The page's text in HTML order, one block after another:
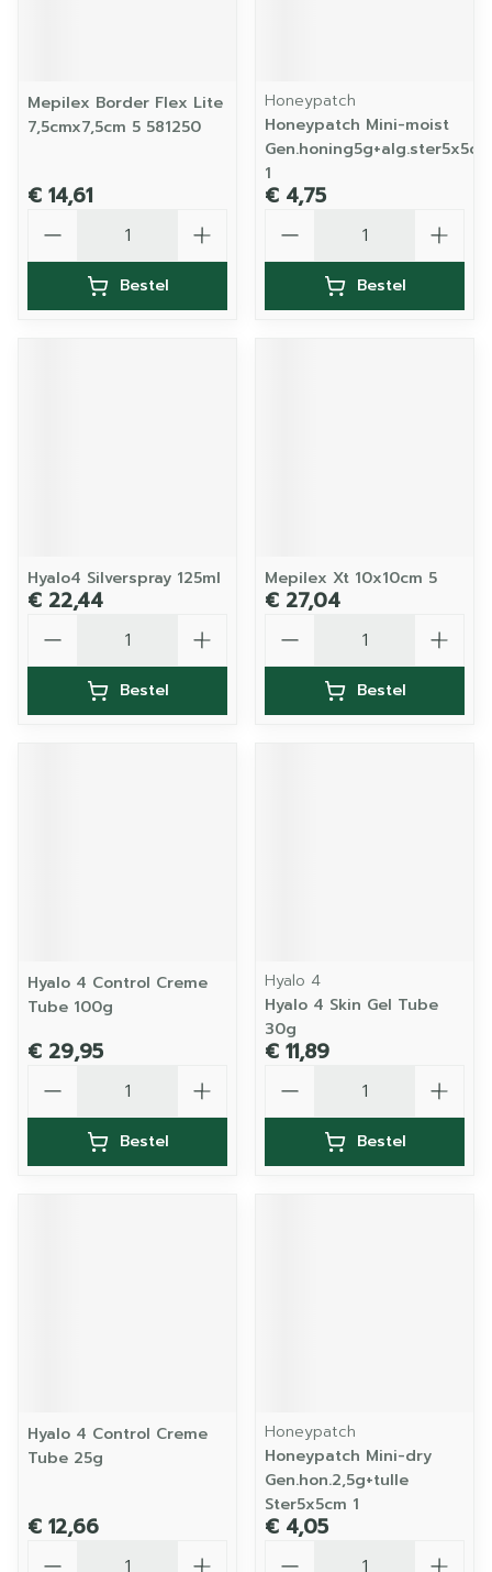
Mepilex Border Flex Lite
7,5cmx7,5cm 5 581250
€ 14,61
Bestel
Honeypatch
Honeypatch Mini-moist
Gen.honing5g+alg.ster5x5cm
1
€ 4,75
Bestel
Hyalo4 Silverspray 125ml
€ 22,44
Bestel
Mepilex Xt 10x10cm 5
€ 27,04
Bestel
Hyalo 4 Control Creme
Tube 100g
€ 29,95
Bestel
Hyalo 4
Hyalo 4 Skin Gel Tube
30g
€ 11,89
Bestel
Hyalo 4 Control Creme
Tube 25g
€ 12,66
Honeypatch
Honeypatch Mini-dry
Gen.hon.2,5g+tulle
Ster5x5cm 1
€ 4,05